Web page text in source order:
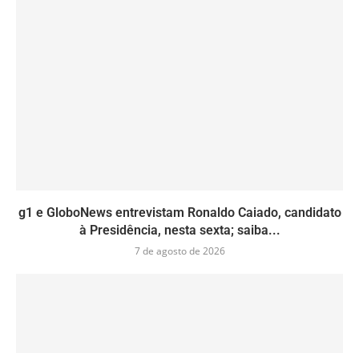
g1 e GloboNews entrevistam Ronaldo Caiado, candidato
à Presidência, nesta sexta; saiba...
7 de agosto de 2026